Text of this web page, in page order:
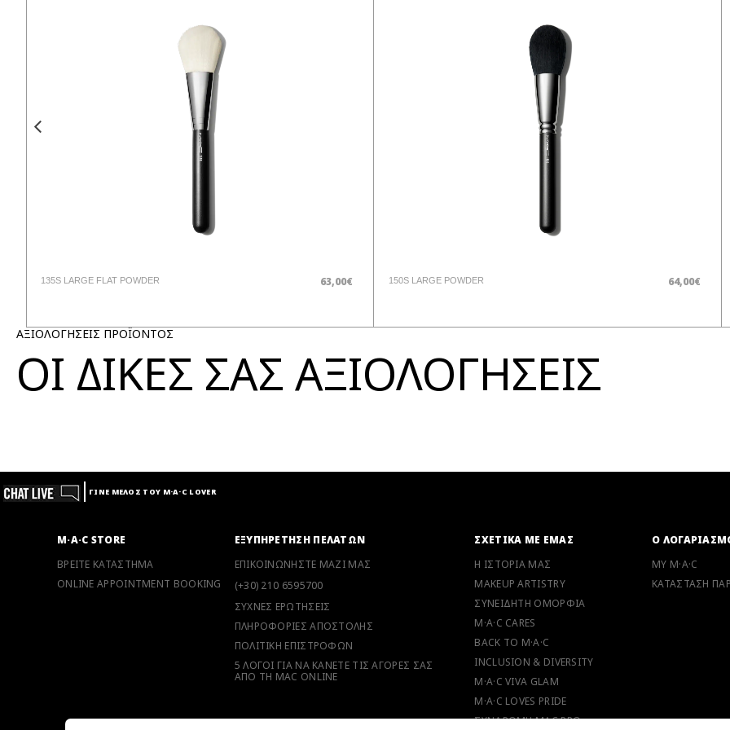
135S LARGE FLAT POWDER 63,00€ 150S LARGE POWDER 64,00€
ΑΞΙΟΛΟΓΗΣΕΙΣ ΠΡΟΪΟΝΤΟΣ
ΟΙ ΔΙΚΕΣ ΣΑΣ ΑΞΙΟΛΟΓΗΣΕΙΣ
ΓΙΝΕ ΜΕΛΟΣ ΤΟΥ M·A·C LOVER
M·A·C STORE
ΒΡΕΙΤΕ ΚΑΤΑΣΤΗΜΑ
ONLINE APPOINTMENT BOOKING
ΕΞΥΠΗΡΕΤΗΣΗ ΠΕΛΑΤΩΝ
ΕΠΙΚΟΙΝΩΝΗΣΤΕ ΜΑΖΙ ΜΑΣ
(+30) 210 6595700
ΣΥΧΝΕΣ ΕΡΩΤΗΣΕΙΣ
ΠΛΗΡΟΦΟΡΙΕΣ ΑΠΟΣΤΟΛΗΣ
ΠΟΛΙΤΙΚΗ ΕΠΙΣΤΡΟΦΩΝ
5 ΛΟΓΟΙ ΓΙΑ ΝΑ ΚΑΝΕΤΕ ΤΙΣ ΑΓΟΡΕΣ ΣΑΣ
ΑΠΟ ΤΗ MAC ONLINE
ΣΧΕΤΙΚΑ ΜΕ ΕΜΑΣ
Η ΙΣΤΟΡΙΑ ΜΑΣ
MAKEUP ARTISTRY
ΣΥΝΕΙΔΗΤΗ ΟΜΟΡΦΙΑ
M·A·C CARES
BACK TO M·A·C
INCLUSION & DIVERSITY
M·A·C VIVA GLAM
M·A·C LOVES PRIDE
ΣΥΝΔΡΟΜΗ MAC PRO
Ο
MY M·A·C
ΚΑΤΑΣΤΑΣΗ